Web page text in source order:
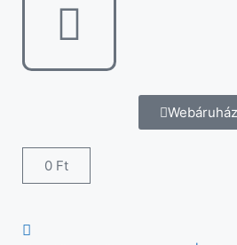
Webáruház
0 Ft